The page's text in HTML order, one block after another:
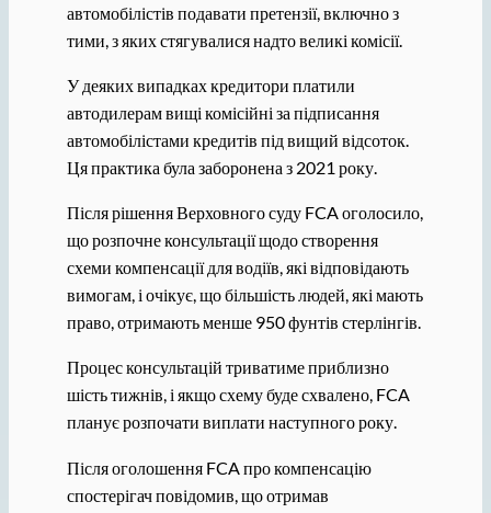
автомобілістів подавати претензії, включно з
тими, з яких стягувалися надто великі комісії.
У деяких випадках кредитори платили
автодилерам вищі комісійні за підписання
автомобілістами кредитів під вищий відсоток.
Ця практика була заборонена з 2021 року.
Після рішення Верховного суду FCA оголосило,
що розпочне консультації щодо створення
схеми компенсації для водіїв, які відповідають
вимогам, і очікує, що більшість людей, які мають
право, отримають менше 950 фунтів стерлінгів.
Процес консультацій триватиме приблизно
шість тижнів, і якщо схему буде схвалено, FCA
планує розпочати виплати наступного року.
Після оголошення FCA про компенсацію
спостерігач повідомив, що отримав